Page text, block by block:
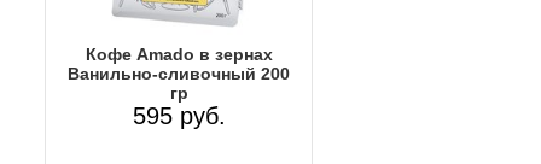
Кофе Amado в зернах
Ванильно-сливочный 200
гр
595 руб.